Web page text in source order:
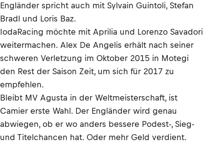
Engländer spricht auch mit Sylvain Guintoli, Stefan
Bradl und Loris Baz.
IodaRacing möchte mit Aprilia und Lorenzo Savadori
weitermachen. Alex De Angelis erhält nach seiner
schweren Verletzung im Oktober 2015 in Motegi
den Rest der Saison Zeit, um sich für 2017 zu
empfehlen.
Bleibt MV Agusta in der Weltmeisterschaft, ist
Camier erste Wahl. Der Engländer wird genau
abwiegen, ob er wo anders bessere Podest-, Sieg-
und Titelchancen hat. Oder mehr Geld verdient.